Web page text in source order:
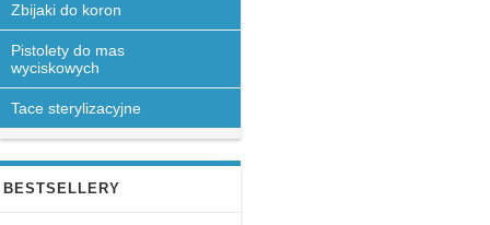
Zbijaki do koron
Pistolety do mas
wyciskowych
Tace sterylizacyjne
BESTSELLERY